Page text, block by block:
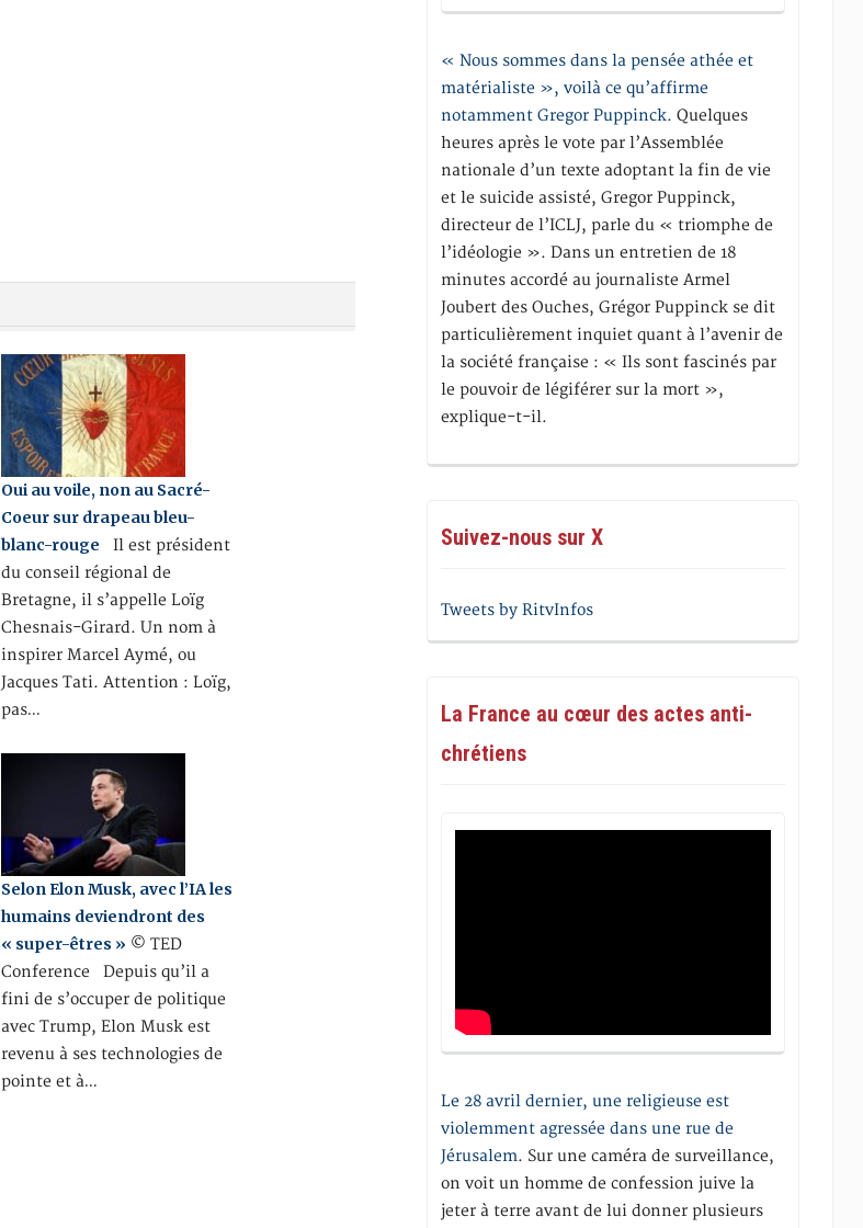
Oui au voile, non au Sacré-
Coeur sur drapeau bleu-
blanc-rouge Il est président
du conseil régional de
Bretagne, il s’appelle Loïg
Chesnais-Girard. Un nom à
inspirer Marcel Aymé, ou
Jacques Tati. Attention : Loïg,
pas…
Selon Elon Musk, avec l’IA les
humains deviendront des
« super-êtres » © TED
Conference Depuis qu’il a
fini de s’occuper de politique
avec Trump, Elon Musk est
revenu à ses technologies de
pointe et à…
« Nous sommes dans la pensée athée et
matérialiste », voilà ce qu’affirme
notamment Gregor Puppinck. Quelques
heures après le vote par l’Assemblée
nationale d’un texte adoptant la fin de vie
et le suicide assisté, Gregor Puppinck,
directeur de l’ICLJ, parle du « triomphe de
l’idéologie ». Dans un entretien de 18
minutes accordé au journaliste Armel
Joubert des Ouches, Grégor Puppinck se dit
particulièrement inquiet quant à l’avenir de
la société française : « Ils sont fascinés par
le pouvoir de légiférer sur la mort »,
explique-t-il.
Suivez-nous sur X
Tweets by RitvInfos
La France au cœur des actes anti-
chrétiens
Le 28 avril dernier, une religieuse est
violemment agressée dans une rue de
Jérusalem. Sur une caméra de surveillance,
on voit un homme de confession juive la
jeter à terre avant de lui donner plusieurs